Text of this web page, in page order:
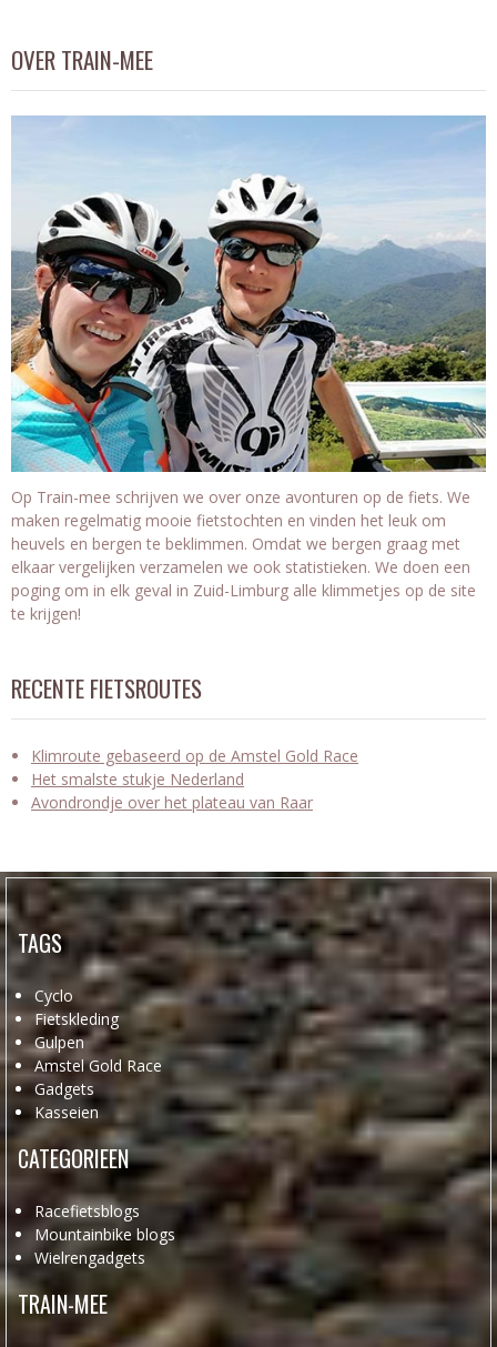
OVER TRAIN-MEE
Op Train-mee schrijven we over onze avonturen op de fiets. We
maken regelmatig mooie fietstochten en vinden het leuk om
heuvels en bergen te beklimmen. Omdat we bergen graag met
elkaar vergelijken verzamelen we ook statistieken. We doen een
poging om in elk geval in Zuid-Limburg alle klimmetjes op de site
te krijgen!
RECENTE FIETSROUTES
Klimroute gebaseerd op de Amstel Gold Race
Het smalste stukje Nederland
Avondrondje over het plateau van Raar
TAGS
Cyclo
Fietskleding
Gulpen
Amstel Gold Race
Gadgets
Kasseien
CATEGORIEEN
Racefietsblogs
Mountainbike blogs
Wielrengadgets
TRAIN-MEE